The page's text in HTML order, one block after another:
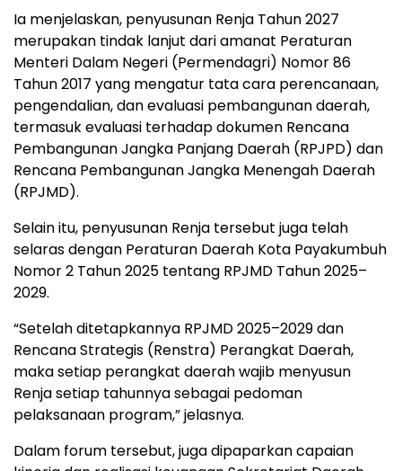
Ia menjelaskan, penyusunan Renja Tahun 2027
merupakan tindak lanjut dari amanat Peraturan
Menteri Dalam Negeri (Permendagri) Nomor 86
Tahun 2017 yang mengatur tata cara perencanaan,
pengendalian, dan evaluasi pembangunan daerah,
termasuk evaluasi terhadap dokumen Rencana
Pembangunan Jangka Panjang Daerah (RPJPD) dan
Rencana Pembangunan Jangka Menengah Daerah
(RPJMD).
Selain itu, penyusunan Renja tersebut juga telah
selaras dengan Peraturan Daerah Kota Payakumbuh
Nomor 2 Tahun 2025 tentang RPJMD Tahun 2025–
2029.
“Setelah ditetapkannya RPJMD 2025–2029 dan
Rencana Strategis (Renstra) Perangkat Daerah,
maka setiap perangkat daerah wajib menyusun
Renja setiap tahunnya sebagai pedoman
pelaksanaan program,” jelasnya.
Dalam forum tersebut, juga dipaparkan capaian